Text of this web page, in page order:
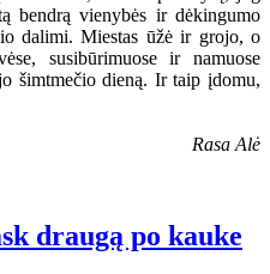
vienybės ir dėkingumo
dalimi. Miestas ūžė ir grojo, o
susibūrimuose ir namuose
šimtmečio dieną. Ir taip įdomu,
Rasa Alė
draugą po kauke